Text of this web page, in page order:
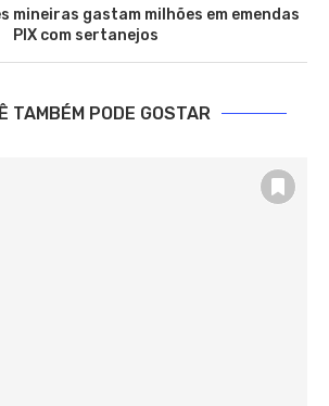
mineiras gastam milhões em emendas
PIX com sertanejos
TAMBÉM PODE GOSTAR